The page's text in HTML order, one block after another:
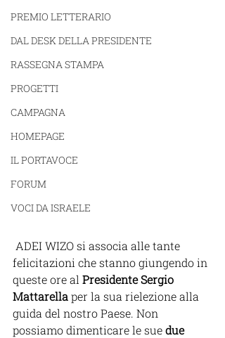
PREMIO LETTERARIO
DAL DESK DELLA PRESIDENTE
RASSEGNA STAMPA
PROGETTI
CAMPAGNA
HOMEPAGE
IL PORTAVOCE
FORUM
VOCI DA ISRAELE
felicitazioni che stanno giungendo in
queste ore al Presidente Sergio
Mattarella per la sua rielezione alla
guida del nostro Paese. Non
possiamo dimenticare le sue due